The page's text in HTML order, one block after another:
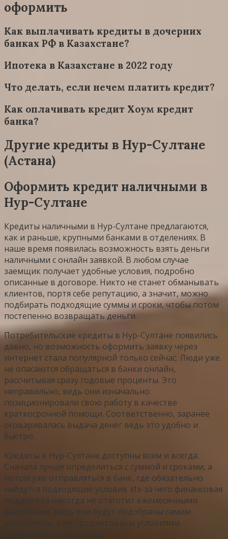
оформить
Как выплачивать кредиты в дочерних
банках РФ в Казахстане?
Ипотека в Казахстане в 2022 году
Что делать, если нечем платить кредит?
Как оплачивать кредит Хоум кредит
банка?
Другие кредиты в Нур-Султане
(Астана)
Оформить кредит наличными в
Нур-Султане
Кредиты наличными в Нур-Султане предлагаются,
как и раньше, крупными банками в отделениях. В
наше время появилась возможность взять деньги
наличными с онлайн заявкой. В любом случае
заемщик получает удобные условия, подробно
описанные в договоре. Никто не станет обманывать
клиентов, портя себе репутацию, а значит, можно
подбирать подходящие суммы и сроки, чтобы потом
постепенно возвращать деньги.
Потребительские кредиты в Нур-Султане появились
давно, но возможность оформить заявку через
интернет стала популярной только сейчас. Люди уже
не опасаются обращаться в банки онлайн,
рассчитывая сразу годовые проценты. Это
неправильно, ведь они изначально
позиционировали свою работу в качестве
краткосрочной помощи. Соответственно, заранее
оговаривалась выдача денег ведь это удобно и
быстро.
Кредиты в Нур-Султане доступны всем и всегда.
Сначала лучше определиться с суммой и сроками, а
потом уже отправляться в банк, где обязательно
найдутся подходящие условия. Из-за чего финансовая
поддержка никогда не отяготит ежемесячными
выплатами, ведь они будут подобраны самим
заемщиком, а не продиктованы условиями
подписанного договора.